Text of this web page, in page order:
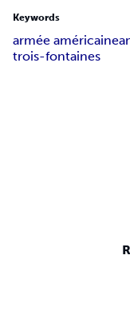
Keywords
armée américaine
trois-fontaines